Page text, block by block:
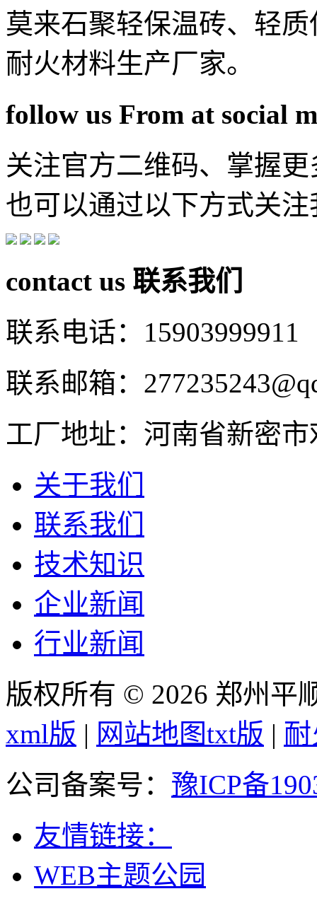
莫来石聚轻保温砖、轻
耐火材料生产厂家。
follow us From at social
关注官方二维码、掌握
也可以通过以下方式关注
contact us 联系我们
联系电话：15903999911
联系邮箱：
工厂地址：河南省新密
关于我们
联系我们
技术知识
企业新闻
行业新闻
版权所有 © 2026 郑州平
xml版 | 网站地图txt版 |
公司备案号： 豫ICP备
友情链接：
WEB主题公园